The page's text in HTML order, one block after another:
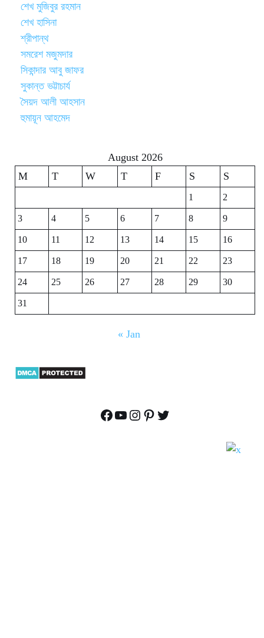
শেখ মুজিবুর রহমান
শেখ হাসিনা
শ্রীপান্থ
সমরেশ মজুমদার
সিকান্দার আবু জাফর
সুকান্ত ভট্টাচার্য
সৈয়দ আলী আহসান
হুমায়ূন আহমেদ
August 2026
M
T W T F S S
1
2
3
4 5 6 7 8
9
10
11 12 13 14 15
16
17
18 19 20 21 22
23
24
25 26 27 28 29
30
31
« Jan